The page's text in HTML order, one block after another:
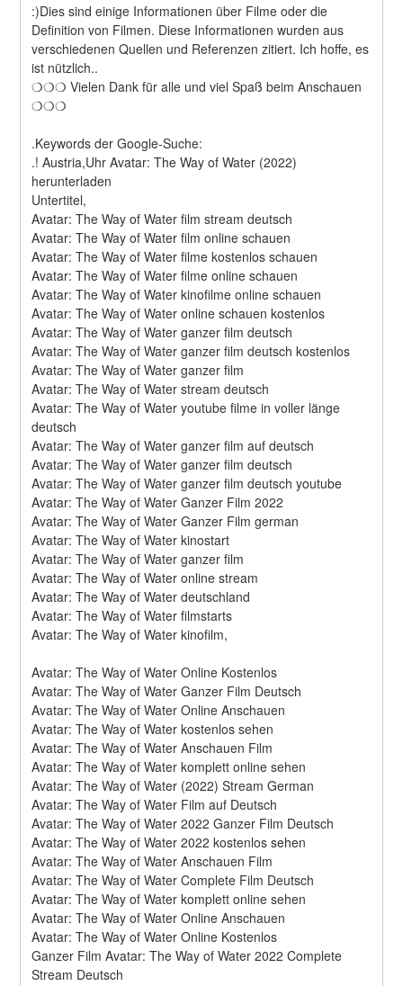
:)Dies sind einige Informationen über Filme oder die
Definition von Filmen. Diese Informationen wurden aus
verschiedenen Quellen und Referenzen zitiert. Ich hoffe, es
ist nützlich..
❍❍❍ Vielen Dank für alle und viel Spaß beim Anschauen
❍❍❍
.Keywords der Google-Suche:
.! Austria,Uhr Avatar: The Way of Water (2022)
herunterladen
Untertitel,
Avatar: The Way of Water film stream deutsch
Avatar: The Way of Water film online schauen
Avatar: The Way of Water filme kostenlos schauen
Avatar: The Way of Water filme online schauen
Avatar: The Way of Water kinofilme online schauen
Avatar: The Way of Water online schauen kostenlos
Avatar: The Way of Water ganzer film deutsch
Avatar: The Way of Water ganzer film deutsch kostenlos
Avatar: The Way of Water ganzer film
Avatar: The Way of Water stream deutsch
Avatar: The Way of Water youtube filme in voller länge
deutsch
Avatar: The Way of Water ganzer film auf deutsch
Avatar: The Way of Water ganzer film deutsch
Avatar: The Way of Water ganzer film deutsch youtube
Avatar: The Way of Water Ganzer Film 2022
Avatar: The Way of Water Ganzer Film german
Avatar: The Way of Water kinostart
Avatar: The Way of Water ganzer film
Avatar: The Way of Water online stream
Avatar: The Way of Water deutschland
Avatar: The Way of Water filmstarts
Avatar: The Way of Water kinofilm,
Avatar: The Way of Water Online Kostenlos
Avatar: The Way of Water Ganzer Film Deutsch
Avatar: The Way of Water Online Anschauen
Avatar: The Way of Water kostenlos sehen
Avatar: The Way of Water Anschauen Film
Avatar: The Way of Water komplett online sehen
Avatar: The Way of Water (2022) Stream German
Avatar: The Way of Water Film auf Deutsch
Avatar: The Way of Water 2022 Ganzer Film Deutsch
Avatar: The Way of Water 2022 kostenlos sehen
Avatar: The Way of Water Anschauen Film
Avatar: The Way of Water Complete Film Deutsch
Avatar: The Way of Water komplett online sehen
Avatar: The Way of Water Online Anschauen
Avatar: The Way of Water Online Kostenlos
Ganzer Film Avatar: The Way of Water 2022 Complete
Stream Deutsch